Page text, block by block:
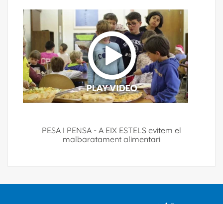
PESA I PENSA - A EIX ESTELS evitem el
malbaratament alimentari